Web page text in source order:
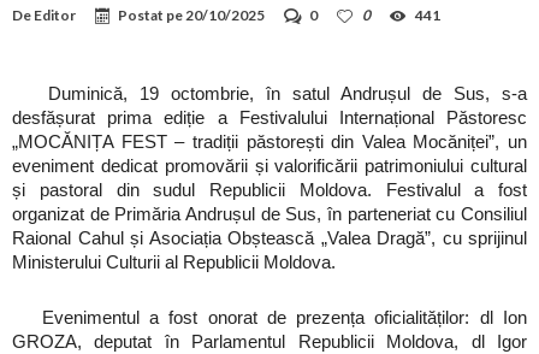
De Editor Postat pe20/10/2025 0 0 441
Duminică, 19 octombrie, în satul Andrușul de Sus, s-a
desfășurat prima ediție a Festivalului Internațional Păstoresc
„MOCĂNIȚA FEST – tradiții păstorești din Valea Mocăniței”, un
eveniment dedicat promovării și valorificării patrimoniului cultural
și pastoral din sudul Republicii Moldova. Festivalul a fost
organizat de Primăria Andrușul de Sus, în parteneriat cu Consiliul
Raional Cahul și Asociația Obștească „Valea Dragă”, cu sprijinul
Ministerului Culturii al Republicii Moldova.
Evenimentul a fost onorat de prezența oficialităților: dl Ion
GROZA, deputat în Parlamentul Republicii Moldova, dl Igor